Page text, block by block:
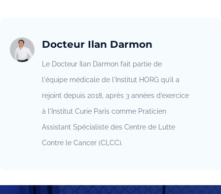
Docteur Ilan Darmon
Le Docteur Ilan Darmon fait partie de
l'équipe médicale de l'Institut HORG qu’il a
rejoint depuis 2018, après 3 années d’exercice
à l'Institut Curie Paris comme Praticien
Assistant Spécialiste des Centre de Lutte
Contre le Cancer (CLCC).